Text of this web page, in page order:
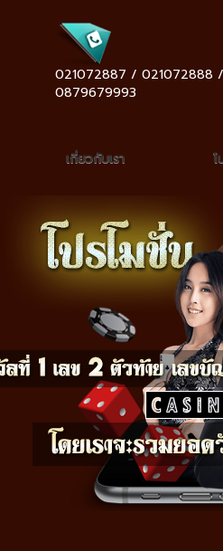
021072887 /
0879679993
เกี่ยวกับเรา